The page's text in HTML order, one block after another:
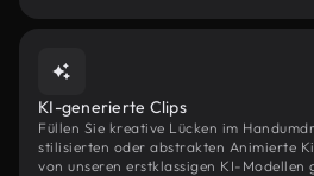
KI-generierte Clips
Füllen Sie kreative Lücken im
stilisierten oder abstrakten Animierte
von unseren erstklassigen KI-Modellen